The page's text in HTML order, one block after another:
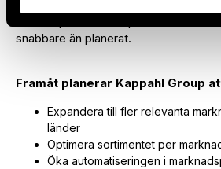
snabbare än planerat.
Framåt planerar Kappahl Group
Expandera till fler relevanta
länder
Optimera sortimentet per
Öka automatiseringen i